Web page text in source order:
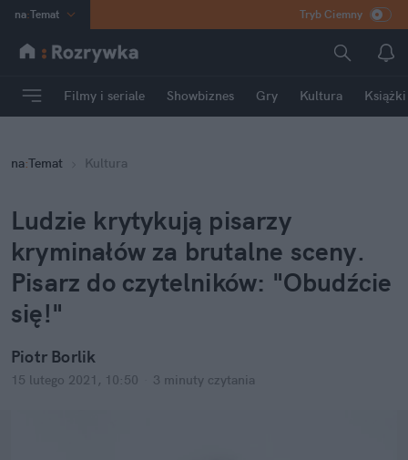
na:Temat
INN Poland
mama
Rozrywka
Tryb Ciemny
Filmy i seriale Showbiznes Gry Kultura Książki
na:Temat Kultura
Ludzie krytykują pisarzy
kryminałów za brutalne sceny.
Pisarz do czytelników: "Obudźcie
się!"
Piotr Borlik
15 lutego 2021, 10:50 3 minuty czytania